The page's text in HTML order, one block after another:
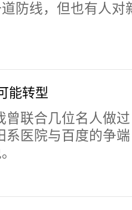
道防线，但也有人
能转型
曾联合几位名人做
系医院与百度的争